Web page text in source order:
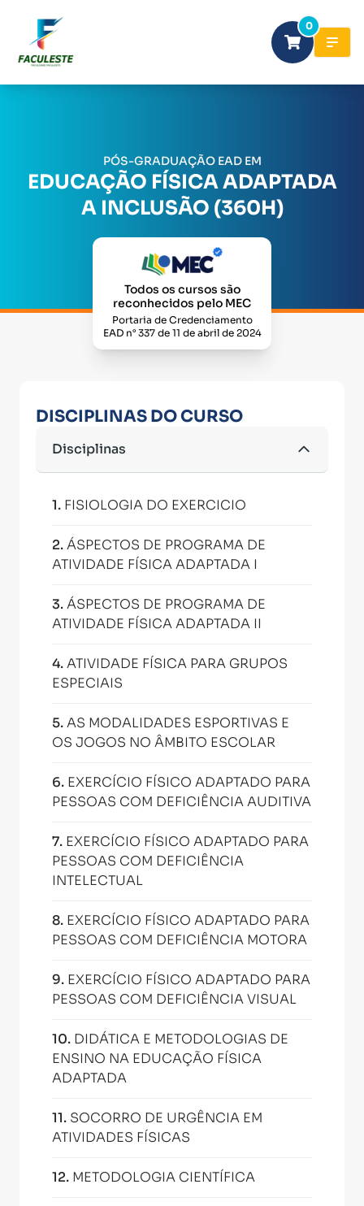
0
PÓS-GRADUAÇÃO EAD EM
EDUCAÇÃO FÍSICA ADAPTADA
A INCLUSÃO (360H)
Todos os cursos são
reconhecidos pelo MEC
Portaria de Credenciamento
EAD n° 337 de 11 de abril de 2024
DISCIPLINAS DO CURSO
Disciplinas
1. FISIOLOGIA DO EXERCICIO
2.ÁSPECTOS DE PROGRAMA DE
ATIVIDADE FÍSICA ADAPTADA I
3.ÁSPECTOS DE PROGRAMA DE
ATIVIDADE FÍSICA ADAPTADA II
4.ATIVIDADE FÍSICA PARA GRUPOS
ESPECIAIS
5.AS MODALIDADES ESPORTIVAS E
OS JOGOS NO ÂMBITO ESCOLAR
6. EXERCÍCIO FÍSICO ADAPTADO PARA
PESSOAS COM DEFICIÊNCIA AUDITIVA
7. EXERCÍCIO FÍSICO ADAPTADO PARA
PESSOAS COM DEFICIÊNCIA
INTELECTUAL
8. EXERCÍCIO FÍSICO ADAPTADO PARA
PESSOAS COM DEFICIÊNCIA MOTORA
9. EXERCÍCIO FÍSICO ADAPTADO PARA
PESSOAS COM DEFICIÊNCIA VISUAL
10. DIDÁTICA E METODOLOGIAS DE
ENSINO NA EDUCAÇÃO FÍSICA
ADAPTADA
11. SOCORRO DE URGÊNCIA EM
ATIVIDADES FÍSICAS
12. METODOLOGIA CIENTÍFICA